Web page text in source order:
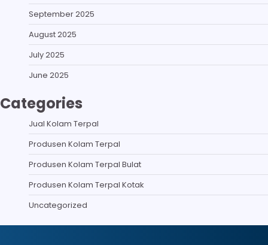
September 2025
August 2025
July 2025
June 2025
Categories
Jual Kolam Terpal
Produsen Kolam Terpal
Produsen Kolam Terpal Bulat
Produsen Kolam Terpal Kotak
Uncategorized